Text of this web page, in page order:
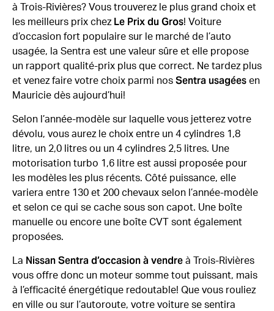
à Trois-Rivières? Vous trouverez le plus grand choix et
les meilleurs prix chez Le Prix du Gros! Voiture
d’occasion fort populaire sur le marché de l’auto
usagée, la Sentra est une valeur sûre et elle propose
un rapport qualité-prix plus que correct. Ne tardez plus
et venez faire votre choix parmi nos Sentra usagées en
Mauricie dès aujourd’hui!
Selon l’année-modèle sur laquelle vous jetterez votre
dévolu, vous aurez le choix entre un 4 cylindres 1,8
litre, un 2,0 litres ou un 4 cylindres 2,5 litres. Une
motorisation turbo 1,6 litre est aussi proposée pour
les modèles les plus récents. Côté puissance, elle
variera entre 130 et 200 chevaux selon l’année-modèle
et selon ce qui se cache sous son capot. Une boîte
manuelle ou encore une boîte CVT sont également
proposées.
La Nissan Sentra d’occasion à vendre à Trois-Rivières
vous offre donc un moteur somme tout puissant, mais
à l’efficacité énergétique redoutable! Que vous rouliez
en ville ou sur l’autoroute, votre voiture se sentira